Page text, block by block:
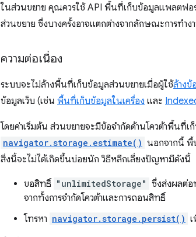
ในส่วนขยาย คุณควรใช้ API พื้นที่เก็บข้อมูลแพลตฟอ
ส่วนขยาย ซึ่งบางครั้งอาจแตกต่างจากลักษณะการทำง
ความต่อเนื่อง
ระบบจะไม่ล้างพื้นที่เก็บข้อมูลส่วนขยายเมื่อผู้ใช้ล้างข้
ข้อมูลเว็บ (เช่น พื้นที่เก็บข้อมูลในเครื่อง และ
โดยค่าเริ่มต้น ส่วนขยายจะมีข้อจำกัดด้านโควต้าพื้นที่เ
navigator.storage.estimate() นอกจากนี้ พื้
สิ่งนี้จะไม่ได้เกิดขึ้นบ่อยนัก วิธีหลีกเลี่ยงปัญหามีดังนี้
ขอสิทธิ์ "unlimitedStorage" ซึ่งส่งผลต่อ
จากทั้งการจำกัดโควต้าและการถอนสิทธิ์
โทรหา navigator.storage.persist()